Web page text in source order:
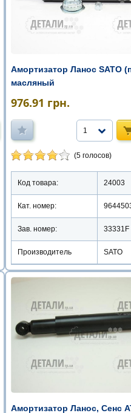
Амортизатор Ланос SATO
масляный
976.91 грн.
1
(5 голосов)
Код товара: 24003
Кат. номер:
Зав. номер: 33331F
Производитель SATO
Амортизатор Ланос, Сенс